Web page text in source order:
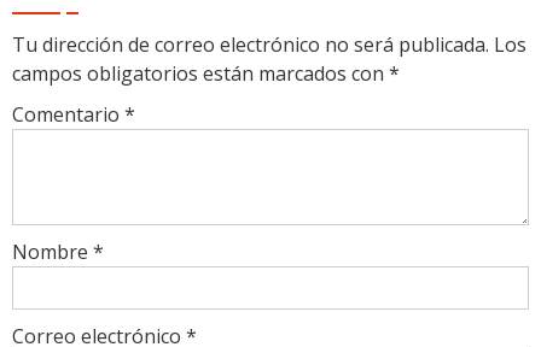
Tu dirección de correo electrónico no será publicada. Los
campos obligatorios están marcados con *
Comentario *
Nombre *
Correo electrónico *